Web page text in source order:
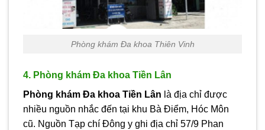
Phòng khám Đa khoa Thiên Vinh
4. Phòng khám Đa khoa Tiền Lân
Phòng khám Đa khoa Tiền Lân là địa chỉ được
nhiều nguồn nhắc đến tại khu Bà Điểm, Hóc Môn
cũ. Nguồn Tạp chí Đông y ghi địa chỉ 57/9 Phan